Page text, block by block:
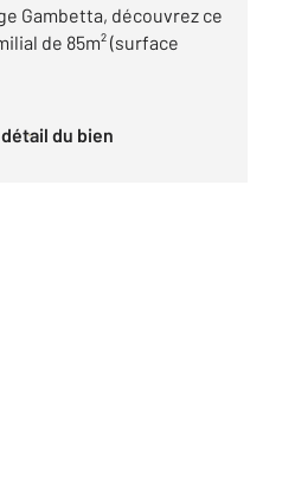
Gambetta, découvrez ce
de 85m² (surface
détail du bien